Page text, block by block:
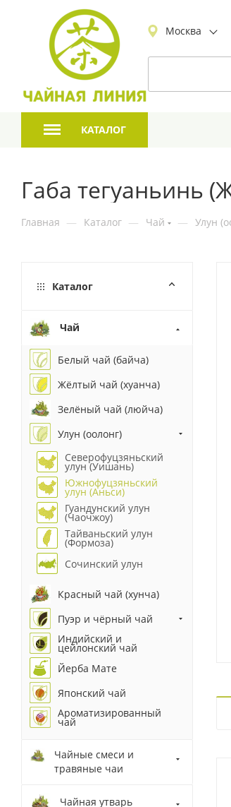
Москва
КАТАЛОГ
Габа тегуаньинь
Главная — Каталог — Чай — Улун
Каталог
Чай
Белый чай (байча)
Жёлтый чай (хуанча)
Зелёный чай (люйча)
Улун (оолонг)
Северофуцзяньский
улун (Уишань)
Южнофуцзяньский
улун (Аньси)
Гуандунский улун
(Чаочжоу)
Тайваньский улун
(Формоза)
Сочинский улун
Красный чай (хунча)
Пуэр и чёрный чай
Индийский и
цейлонский чай
Йерба Мате
Японский чай
Ароматизированный
чай
Чайные смеси и
травяные чаи
Чайная утварь